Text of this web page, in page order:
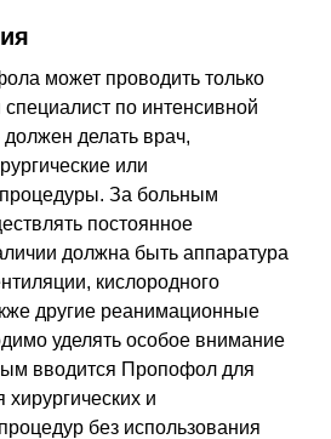
может проводить только
специалист по интенсивной
должен делать врач,
или
процедуры. За больным
постоянное
должна быть аппаратура
кислородного
другие реанимационные
уделять особое внимание
вводится Пропофол для
и
без использования